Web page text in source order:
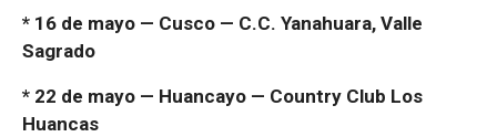
* 16 de mayo — Cusco — C.C. Yanahuara, Valle
Sagrado
* 22 de mayo — Huancayo — Country Club Los
Huancas